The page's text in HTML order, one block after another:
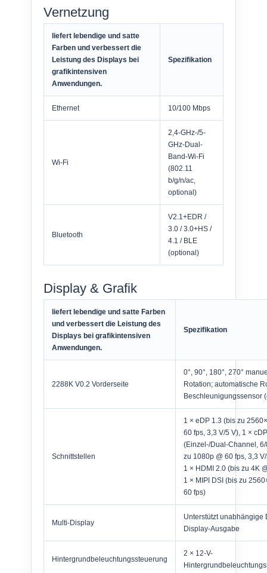
Vernetzung
liefert lebendige und satte
Farben und verbessert die
Leistung des Displays bei
grafikintensiven
Anwendungen.
Spezifikation
Ethernet 10/100 Mbps
Wi-Fi
2,4-GHz-/5-
GHz-Dual-
Band-Wi-Fi
(802.11
b/g/n/ac,
optional)
Bluetooth
V2.1+EDR /
3.0 / 3.0+HS /
4.1 / BLE
(optional)
Display & Grafik
liefert lebendige und satte Farben
und verbessert die Leistung des
Displays bei grafikintensiven
Anwendungen.
Spezifikation
2288K V0.2 Vorderseite
0°, 90°, 180°, 270°
Rotation; automatische
Beschleunigungssensor
Schnittstellen
1 × eDP 1.3 (bis zu
60 fps, 3,3 V/5 V), 1 ×
(Einzel-/Dual-Channel,
zu 1080p @ 60 fps, 3,3
1 × HDMI 2.0 (bis zu 4K
1 × MIPI DSI (bis zu
60 fps)
Multi-Display
Unterstützt unabhängige
Display-Ausgabe
Hintergrundbeleuchtungssteuerung
2 × 12-V-